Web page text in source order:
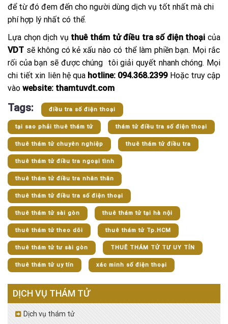
để từ đó đem đến cho người dùng dịch vụ tốt nhất mà chi
phí hợp lý nhất có thể.
Lựa chọn dịch vụ thuê thám tử điều tra số điện thoại của
VDT sẽ không có kẻ xấu nào có thể làm phiền bạn. Mọi rắc
rối của bạn sẽ được chúng tôi giải quyết nhanh chóng. Mọi
chi tiết xin liên hệ qua hotline: 094.368.2399Hoặc truy cập
vào website: thamtuvdt.com
Tags: điều tra số điện thoại
tại sao phải thuê thám tử thám tử điều tra số điện thoại
thuê thám tử chuyên nghiệp thuê thám tử điều tra
thuê thám tử điều tra ngoại tình
thuê thám tử điều tra nhân thân
thuê thám tử điều tra số điện thoại
thuê thám tử sài gòn thuê thám tử tại hà nội
thuê thám tử theo dõi thuê thám tử Tp.HCM
thuê thám tử tư sài gòn THUÊ THÁM TỬ TƯ UY TÍN
thuê thám tử uy tín xác minh số điện thoại
DỊCH VỤ THÁM TỬ
Dịch vụ thám tử